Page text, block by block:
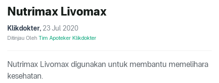
Nutrimax Livomax
Klikdokter, 23 Jul 2020
Ditinjau Oleh Tim Apoteker Klikdokter
Nutrimax Livomax digunakan untuk membantu memelihara
kesehatan.